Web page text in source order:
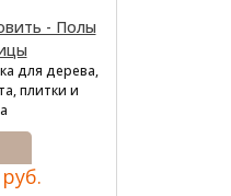
- Полы
для дерева,
плитки и